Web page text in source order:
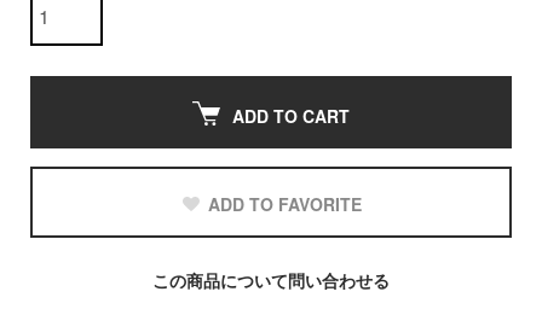
ADD TO CART
ADD TO FAVORITE
この商品について問い合わせる